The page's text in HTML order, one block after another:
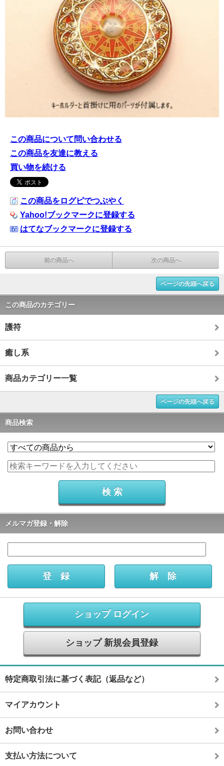
この商品について問い合わせる
この商品を友達に教える
買い物を続ける
この商品をログピでつぶやく
Yahoo!ブックマークに登録する
はてなブックマークに登録する
前の商品へ 次の商品へ
ページの先頭へ戻る
この商品のカテゴリー
護符
癒し系
商品カテゴリー一覧
ページの先頭へ戻る
商品検索
メルマガ登録・解除
ショップ ログイン
ショップ 新規会員登録
特定商取引法に基づく表記（返品など）
マイアカウント
お問い合わせ
支払い方法について